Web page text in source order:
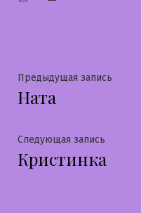
Навигация
по
записям
Предыдущая запись
Ната
Следующая запись
запись:
Кристинка